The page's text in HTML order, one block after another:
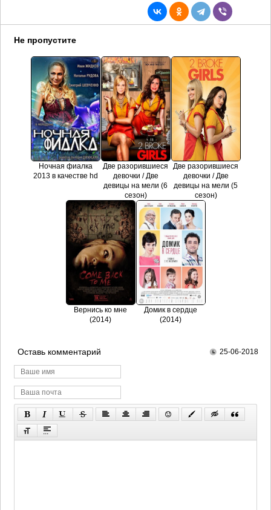
Не пропустите
Ночная фиалка
2013 в качестве hd
Две разорившиеся
девочки / Две
девицы на мели (6
сезон)
Две разорившиеся
девочки / Две
девицы на мели (5
сезон)
Вернись ко мне
(2014)
Домик в сердце
(2014)
Оставь комментарий 25-06-2018